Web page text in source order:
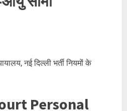
नई दिल्ली भर्ती नियमों के
Personal